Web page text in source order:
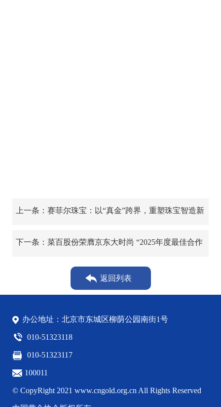
上一条：赛菲尔珠宝：以“真金”跨界，重塑珠宝智造新
下一条：菜百股份荣膺京东大时尚 “2025年度最佳合作
返回列表
办公地址：北京市东城区柳荫公园南街1号
010-51323118
010-51323117
100011
© CopyRight 2021 www.cngold.org.cn All Rights Reserved